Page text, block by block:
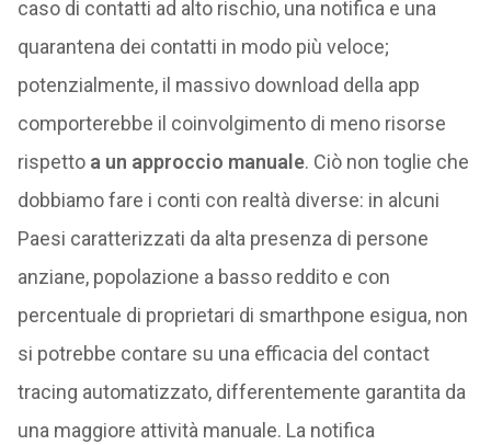
caso di contatti ad alto rischio, una notifica e una
quarantena dei contatti in modo più veloce;
potenzialmente, il massivo download della app
comporterebbe il coinvolgimento di meno risorse
rispetto a un approccio manuale. Ciò non toglie che
dobbiamo fare i conti con realtà diverse: in alcuni
Paesi caratterizzati da alta presenza di persone
anziane, popolazione a basso reddito e con
percentuale di proprietari di smarthpone esigua, non
si potrebbe contare su una efficacia del contact
tracing automatizzato, differentemente garantita da
una maggiore attività manuale. La notifica